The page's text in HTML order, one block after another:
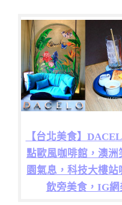
【台北美食】
點歐風咖啡館，澳
園氣息，科技大樓
飲旁美食，IG網